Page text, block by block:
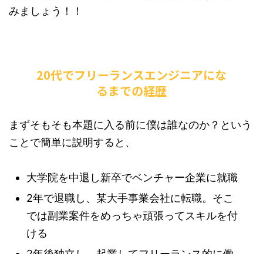
みましょう！！
20代でフリーランスエンジニアにな
るまでの経歴
まずそもそも本題に入る前に僕は誰なのか？という
ことで簡単に説明すると、
大学院を中退し新卒でベンチャー企業に就職
2年で退職し、某大手事業会社に転職。そこ
では副業案件をめっちゃ頑張ってスキルを付
ける